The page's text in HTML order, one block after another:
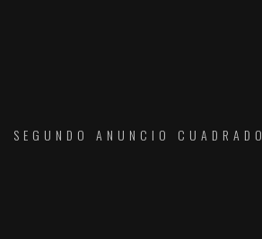
SEGUNDO ANUNCIO CUADRADO